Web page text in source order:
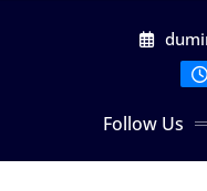
Follow Us